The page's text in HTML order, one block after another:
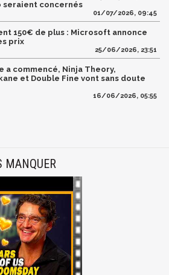
seraient concernés
01/07/2026, 09:45
150€ de plus : Microsoft annonce
prix
25/06/2026, 23:51
a commencé, Ninja Theory,
et Double Fine vont sans doute
16/06/2026, 05:55
MANQUER